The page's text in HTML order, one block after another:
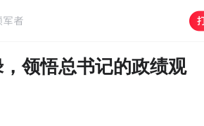
领悟总书记的政绩观